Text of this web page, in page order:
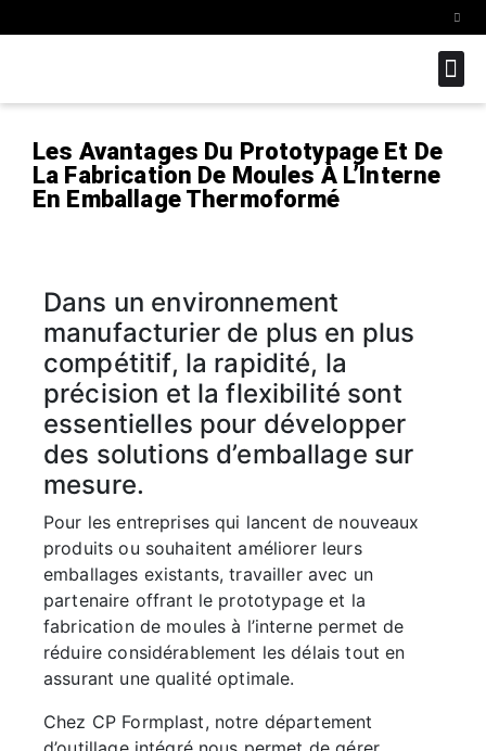
Les Avantages Du Prototypage Et De
La Fabrication De Moules À L’Interne
En Emballage Thermoformé
Dans un environnement
manufacturier de plus en plus
compétitif, la rapidité, la
précision et la flexibilité sont
essentielles pour développer
des solutions d’emballage sur
mesure.
Pour les entreprises qui lancent de nouveaux
produits ou souhaitent améliorer leurs
emballages existants, travailler avec un
partenaire offrant le prototypage et la
fabrication de moules à l’interne permet de
réduire considérablement les délais tout en
assurant une qualité optimale.
Chez CP Formplast, notre département